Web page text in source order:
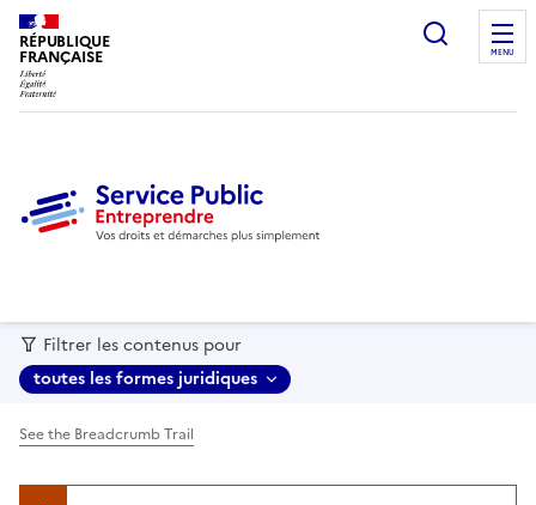
RÉPUBLIQUE
FRANÇAISE MENU
Filtrer les contenus pour
toutes les formes juridiques
See the Breadcrumb Trail